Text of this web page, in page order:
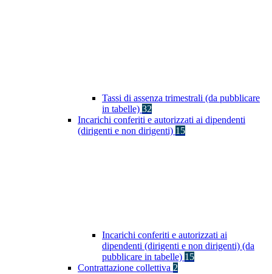
Tassi di assenza trimestrali (da pubblicare
in tabelle) 32
Incarichi conferiti e autorizzati ai dipendenti
(dirigenti e non dirigenti) 15
Incarichi conferiti e autorizzati ai
dipendenti (dirigenti e non dirigenti) (da
pubblicare in tabelle) 15
Contrattazione collettiva 2